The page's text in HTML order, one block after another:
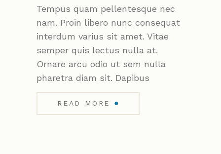
Tempus quam pellentesque nec
nam. Proin libero nunc consequat
interdum varius sit amet. Vitae
semper quis lectus nulla at.
Ornare arcu odio ut sem nulla
pharetra diam sit. Dapibus
READ MORE ●